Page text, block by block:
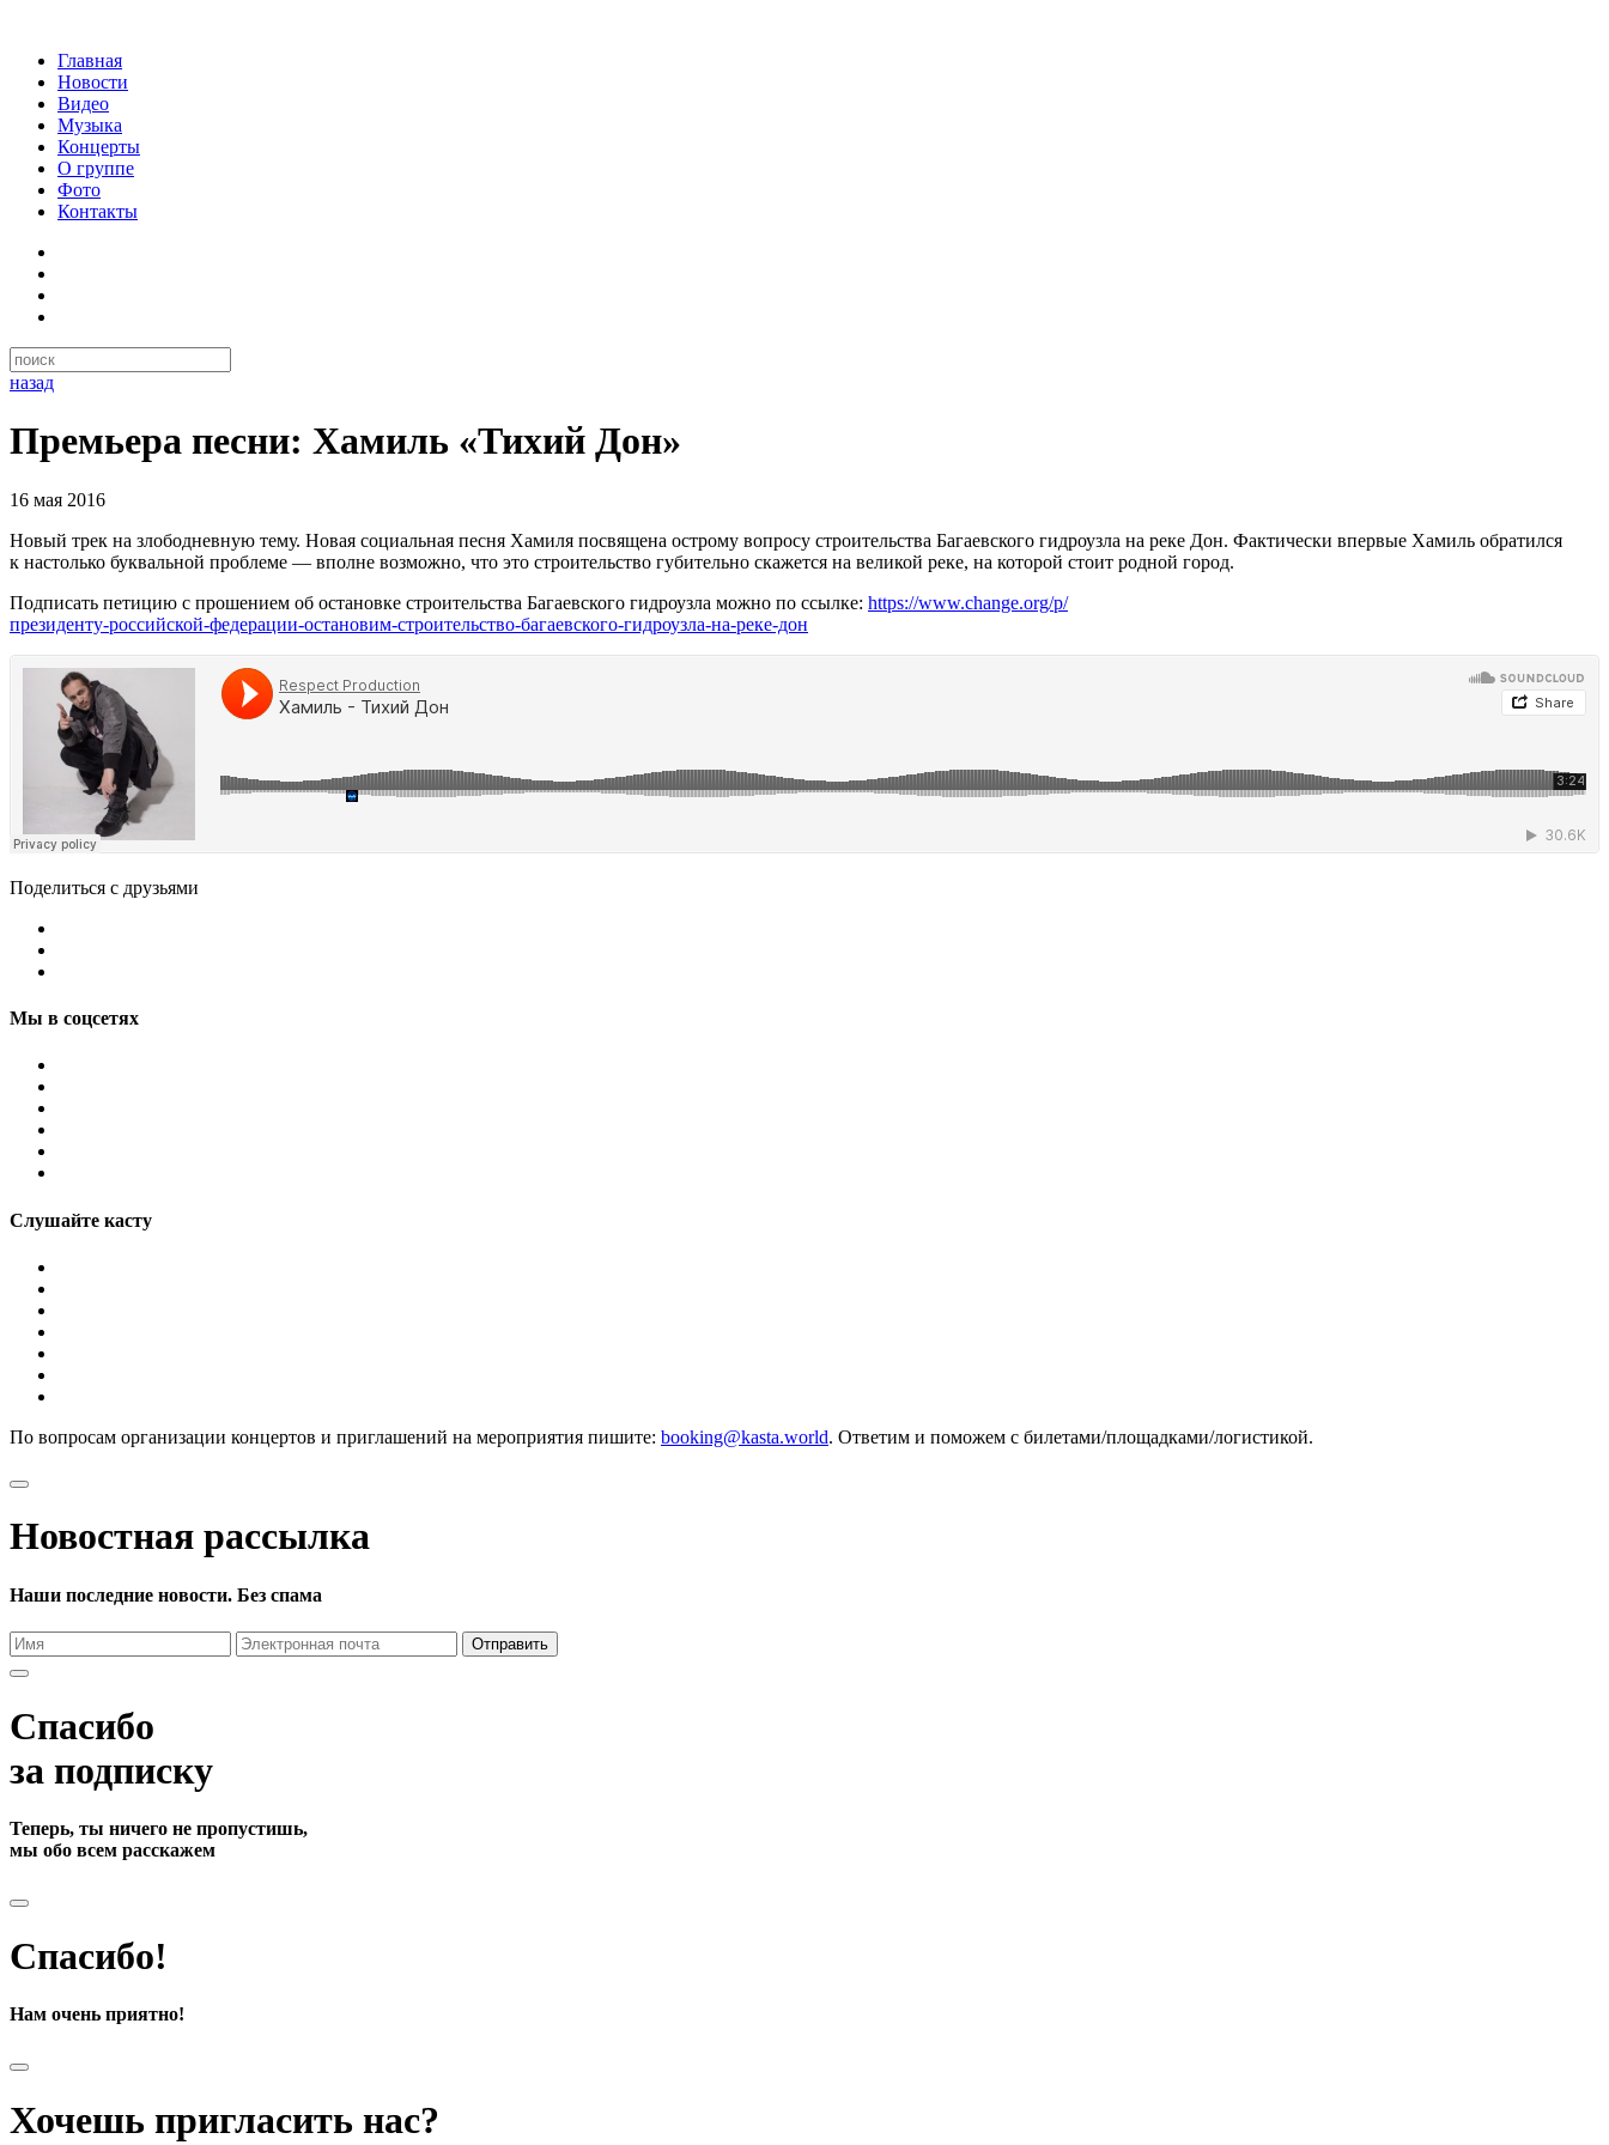
Главная
Новости
Видео
Музыка
Концерты
О группе
Фото
Контакты
назад
Премьера песни: Хамиль «Тихий Дон»
16 мая 2016
Новый трек на злободневную тему. Новая социальная песня Хамиля посвящена острому вопросу строительства Багаевского гидроузла на реке Дон. Фактически впервые Хамиль обратился
к настолько буквальной проблеме — вполне возможно, что это строительство губительно скажется на великой реке, на которой стоит родной город.
Подписать петицию с прошением об остановке строительства Багаевского гидроузла можно по ссылке: https://www.change.org/p/
президенту‑российской‑федерации‑остановим‑строительство‑багаевского‑гидроузла‑на‑реке‑дон
Поделиться с друзьями
Мы в соцсетях
Слушайте касту
По вопросам организации концертов и приглашений на мероприятия пишите: booking@kasta.world. Ответим и поможем с билетами/площадками/логистикой.
Новостная рассылка
Наши последние новости. Без спама
Отправить
Спасибо
за подписку
Теперь, ты ничего не пропустишь,
мы обо всем расскажем
Спасибо!
Нам очень приятно!
Хочешь пригласить нас?